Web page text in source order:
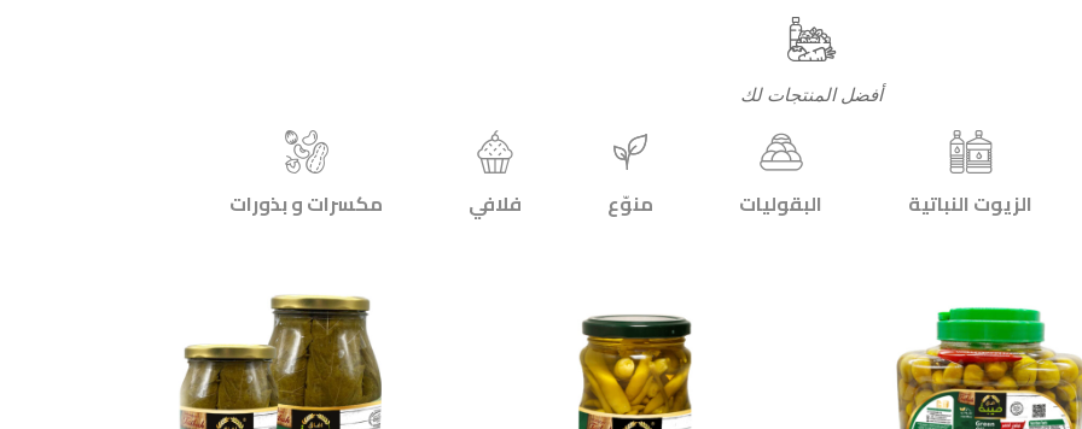
أفضل المنتجات لك
الزيوت النباتية البقوليات منوّع فلافي مكسرات و بذورات